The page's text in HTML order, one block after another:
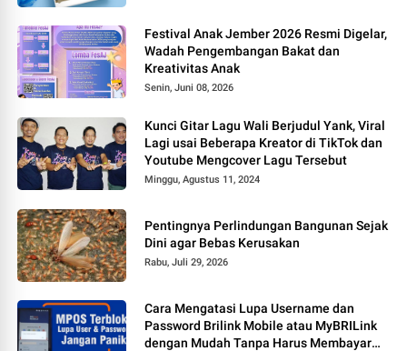
Festival Anak Jember 2026 Resmi Digelar,
Wadah Pengembangan Bakat dan
Kreativitas Anak
Senin, Juni 08, 2026
Kunci Gitar Lagu Wali Berjudul Yank, Viral
Lagi usai Beberapa Kreator di TikTok dan
Youtube Mengcover Lagu Tersebut
Minggu, Agustus 11, 2024
Pentingnya Perlindungan Bangunan Sejak
Dini agar Bebas Kerusakan
Rabu, Juli 29, 2026
Cara Mengatasi Lupa Username dan
Password Brilink Mobile atau MyBRILink
dengan Mudah Tanpa Harus Membayar